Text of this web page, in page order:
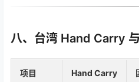
八、台湾 Hand Carry
项目 Hand Carry